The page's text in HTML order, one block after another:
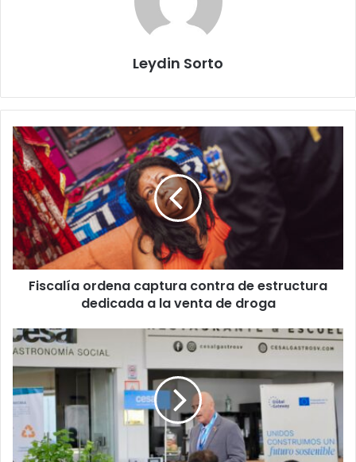
Leydin Sorto
Fiscalía
ordena
captura
contra
de
estructura
dedicada
a
la
ventaFiscalía ordena captura contra de estructura
dedicada a la venta de droga
Proyecto
de
economía
circular
une
comunidades